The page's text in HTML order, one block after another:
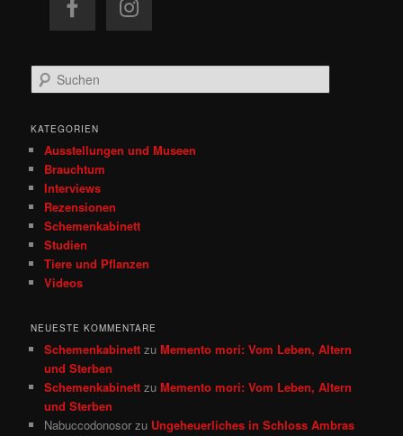
u
h
KATEGORIEN
Ausstellungen und Museen
Brauchtum
Interviews
Rezensionen
Schemenkabinett
Studien
Tiere und Pflanzen
Videos
NEUESTE KOMMENTARE
Schemenkabinett zuMemento mori: Vom Leben, Altern
und Sterben
Schemenkabinett zuMemento mori: Vom Leben, Altern
und Sterben
Nabuccodonosor zu Ungeheuerliches in Schloss Ambras